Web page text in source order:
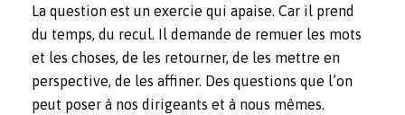
La question est un exercie qui apaise. Car il prend
du temps, du recul. Il demande de remuer les mots
et les choses, de les retourner, de les mettre en
perspective, de les affiner. Des questions que l’on
peut poser à nos dirigeants et à nous mêmes.